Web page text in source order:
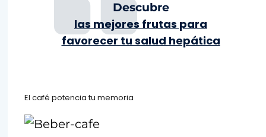
Descubre
las mejores frutas para
favorecer tu salud hepática
El café potencia tu memoria